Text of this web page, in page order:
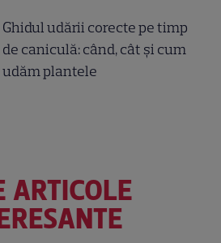
Ghidul udării corecte pe timp
de caniculă: când, cât şi cum
udăm plantele
ARTICOLE